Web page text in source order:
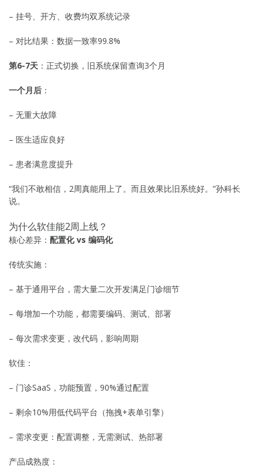
– 挂号、开方、收费均双系统记录
– 对比结果：数据一致率99.8%
第6-7天 ：正式切换，旧系统保留查询3个月
一个月后 ：
– 无重大故障
– 医生适应良好
– 患者满意度提升
“我们不敢相信，2周真能用上了。而且效果比旧系统好。”孙科长
说。
为什么软佳能2周上线？
核心差异： 配置化 vs 编码化
传统实施：
– 基于通用平台，需大量二次开发满足门诊细节
– 每增加一个功能，都需要编码、测试、部署
– 每次需求变更，改代码，影响周期
软佳：
– 门诊SaaS，功能预置，90%通过配置
– 剩余10%用低代码平台（拖拽+表单引擎）
– 需求变更：配置调整，无需测试、热部署
产品成熟度：